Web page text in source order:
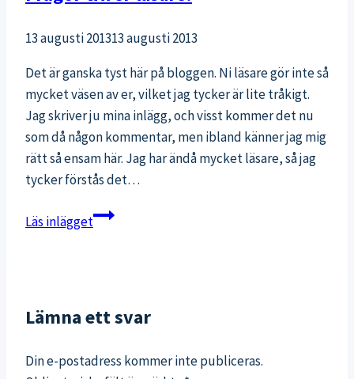
13 augusti 201313 augusti 2013
Det är ganska tyst här på bloggen. Ni läsare gör inte så
mycket väsen av er, vilket jag tycker är lite tråkigt.
Jag skriver ju mina inlägg, och visst kommer det nu
som då någon kommentar, men ibland känner jag mig
rätt så ensam här. Jag har ändå mycket läsare, så jag
tycker förstås det…
Läs inläggetFrågor
Lämna ett svar
Din e-postadress kommer inte publiceras.